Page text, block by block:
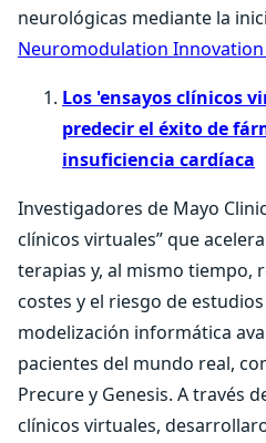
neurológicas mediante la
Neuromodulation Innovation
Los 'ensayos clínicos
predecir el éxito de
insuficiencia cardíaca
Investigadores de Mayo
clínicos virtuales” que
terapias y, al mismo tiempo,
costes y el riesgo de
modelización informática
pacientes del mundo real,
Precure y Genesis. A través
clínicos virtuales,